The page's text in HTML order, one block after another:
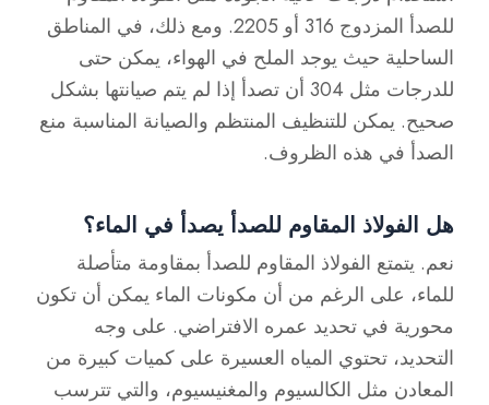
للصدأ المزدوج 316 أو 2205. ومع ذلك، في المناطق
الساحلية حيث يوجد الملح في الهواء، يمكن حتى
للدرجات مثل 304 أن تصدأ إذا لم يتم صيانتها بشكل
صحيح. يمكن للتنظيف المنتظم والصيانة المناسبة منع
الصدأ في هذه الظروف.
هل الفولاذ المقاوم للصدأ يصدأ في الماء؟
نعم. يتمتع الفولاذ المقاوم للصدأ بمقاومة متأصلة
للماء، على الرغم من أن مكونات الماء يمكن أن تكون
محورية في تحديد عمره الافتراضي. على وجه
التحديد، تحتوي المياه العسيرة على كميات كبيرة من
المعادن مثل الكالسيوم والمغنيسيوم، والتي تترسب